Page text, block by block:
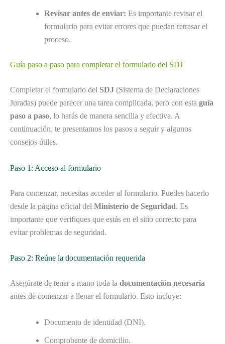
Revisar antes de enviar: Es importante revisar el
formulario para evitar errores que puedan retrasar el
proceso.
Guía paso a paso para completar el formulario del SDJ
Completar el formulario del SDJ (Sistema de Declaraciones
Juradas) puede parecer una tarea complicada, pero con esta guía
paso a paso, lo harás de manera sencilla y efectiva. A
continuación, te presentamos los pasos a seguir y algunos
consejos útiles.
Paso 1: Acceso al formulario
Para comenzar, necesitas acceder al formulario. Puedes hacerlo
desde la página oficial del Ministerio de Seguridad. Es
importante que verifiques que estás en el sitio correcto para
evitar problemas de seguridad.
Paso 2: Reúne la documentación requerida
Asegúrate de tener a mano toda la documentación necesaria
antes de comenzar a llenar el formulario. Esto incluye:
Documento de identidad (DNI).
Comprobante de domicilio.